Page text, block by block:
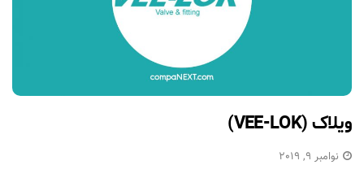
ویلاک (VEE-LOK)
نوامبر 9, 2019